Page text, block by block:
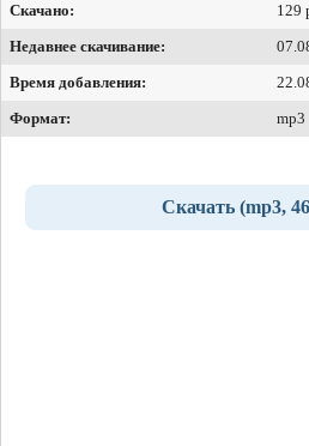
Скачано:
129
Недавнее скачивание:
Время добавления:
Формат:
mp3
Скачать (mp3,